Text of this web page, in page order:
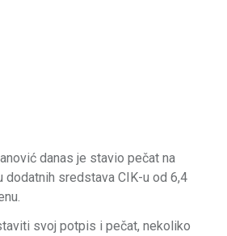
danas je stavio pečat na
dodatnih sredstava CIK-u od 6,4
svoj potpis i pečat, nekoliko